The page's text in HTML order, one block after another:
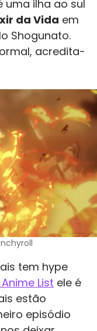
uma ilha ao sul
da Vida em
Shogunato.
acredita-
tem hype
List ele é
estão
episódio